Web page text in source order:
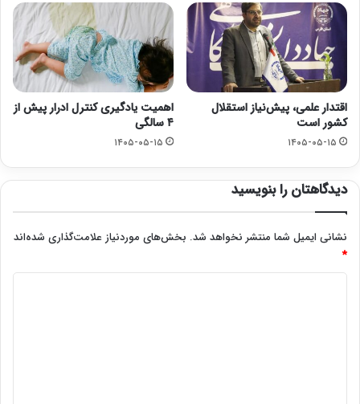
اقتدار علمی، پیش‌نیاز استقلال
کشور است
۱۴۰۵-۰۵-۱۵
اهمیت یادگیری کنترل ادرار پیش از
۴ سالگی
۱۴۰۵-۰۵-۱۵
دیدگاهتان را بنویسید
نشانی ایمیل شما منتشر نخواهد شد. بخش‌های موردنیاز علامت‌گذاری شده‌اند
*